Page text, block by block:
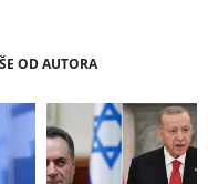
OD AUTORA